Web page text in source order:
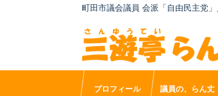
町田市議会議員 会派「自由民主党
プロフィール 議員の、らん丈